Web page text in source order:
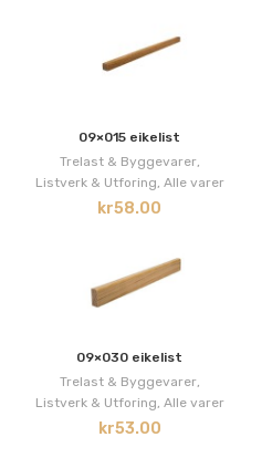
09×015 eikelist
Trelast & Byggevarer,
Listverk & Utforing, Alle varer
kr58.00
09×030 eikelist
Trelast & Byggevarer,
Listverk & Utforing, Alle varer
kr53.00